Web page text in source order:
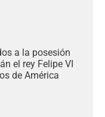
a la posesión
el rey Felipe VI
de América